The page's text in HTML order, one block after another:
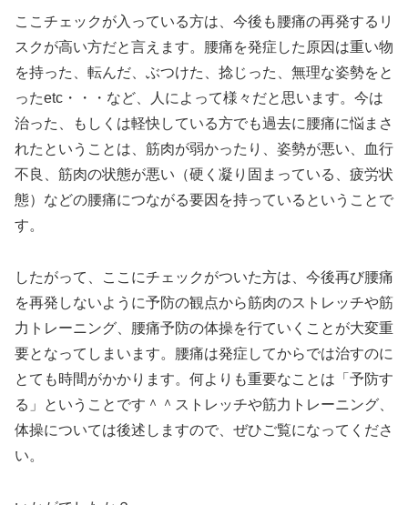
ここチェックが入っている方は、今後も腰痛の再発するリ
スクが高い方だと言えます。腰痛を発症した原因は重い物
を持った、転んだ、ぶつけた、捻じった、無理な姿勢をと
ったetc・・・など、人によって様々だと思います。今は
治った、もしくは軽快している方でも過去に腰痛に悩まさ
れたということは、筋肉が弱かったり、姿勢が悪い、血行
不良、筋肉の状態が悪い（硬く凝り固まっている、疲労状
態）などの腰痛につながる要因を持っているということで
す。
したがって、ここにチェックがついた方は、今後再び腰痛
を再発しないように予防の観点から筋肉のストレッチや筋
力トレーニング、腰痛予防の体操を行ていくことが大変重
要となってしまいます。腰痛は発症してからでは治すのに
とても時間がかかります。何よりも重要なことは「予防す
る」ということです＾＾ストレッチや筋力トレーニング、
体操については後述しますので、ぜひご覧になってくださ
い。